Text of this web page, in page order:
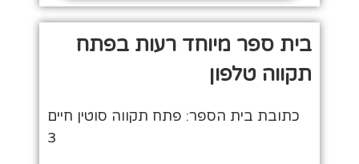
בית ספר מיוחד רעות בפתח
תקווה טלפון
כתובת בית הספר: פתח תקווה סוטין חיים
3